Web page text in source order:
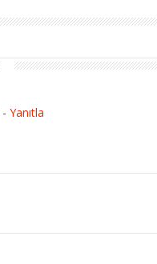
-Yanıtla